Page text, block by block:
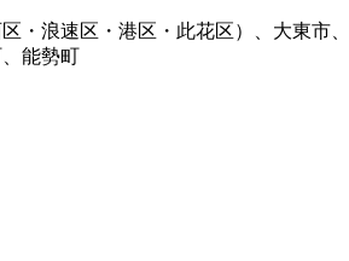
浪速区・港区・此花区）、大東市
能勢町